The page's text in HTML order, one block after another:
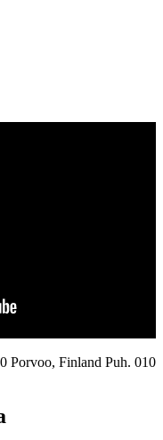
Porvoo, Finland Puh. 010